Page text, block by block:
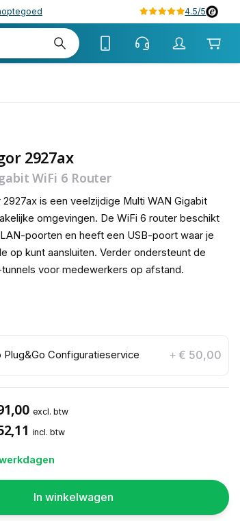
4.5/5
2927ax
WiFi 6 Router
is een veelzijdige Multi WAN Gigabit
omgevingen. De WiFi 6 router beschikt
poorten en heeft een USB-poort waar je
op kunt aansluiten. Verder ondersteunt de
voor medewerkers op afstand.
Plug&Go Configuratieservice + € 50,00
excl. btw
incl. btw
In winkelwagen